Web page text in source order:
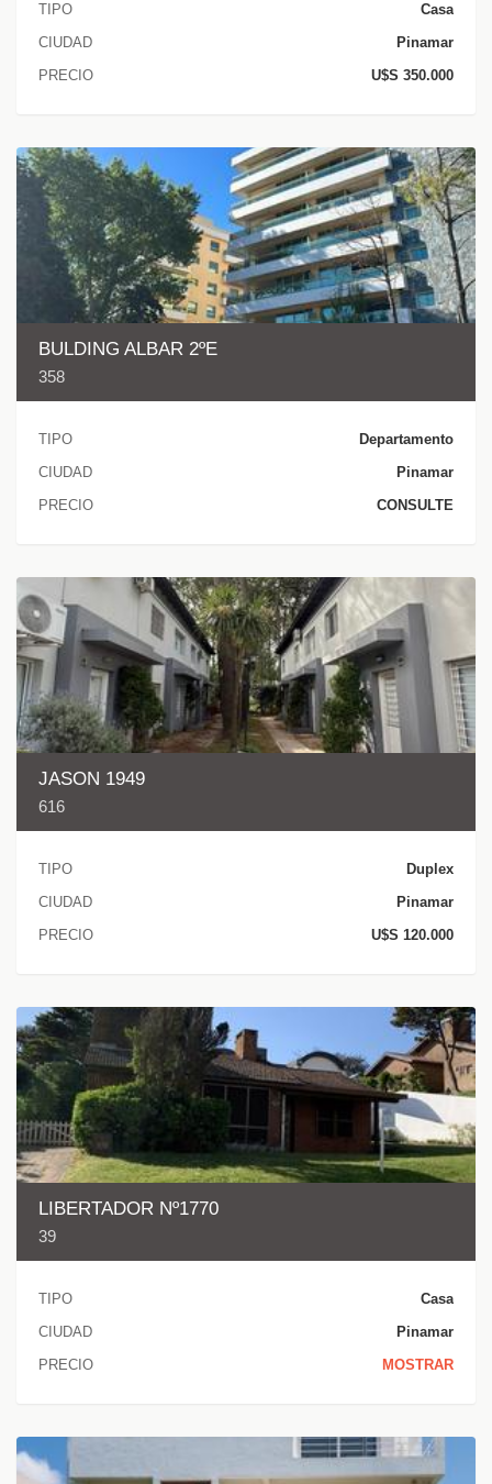
TIPO
Casa
CIUDAD
Pinamar
PRECIO
U$S 350.000
BULDING ALBAR 2ºE
358
TIPO
Departamento
CIUDAD
Pinamar
PRECIO
CONSULTE
JASON 1949
616
TIPO
Duplex
CIUDAD
Pinamar
PRECIO
U$S 120.000
LIBERTADOR Nº1770
39
TIPO
Casa
CIUDAD
Pinamar
PRECIO
MOSTRAR